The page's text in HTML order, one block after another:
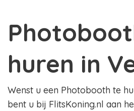
huren in
Wenst u een Photobooth te
bent u bij FlitsKoning.nl aan